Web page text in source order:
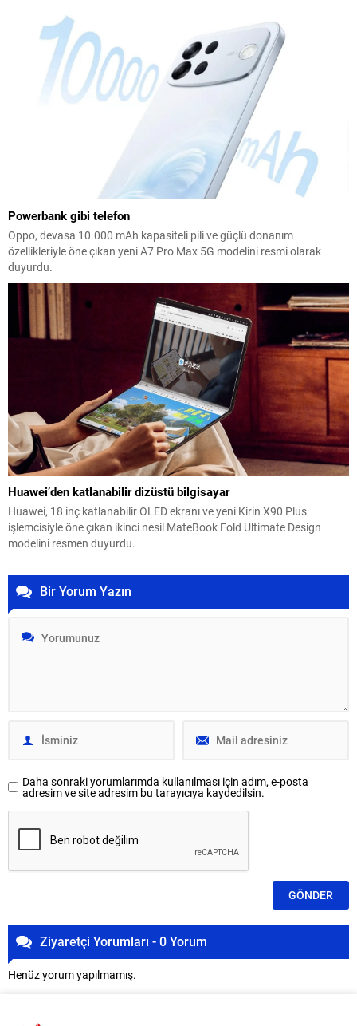
Powerbank gibi telefon
Oppo, devasa 10.000 mAh kapasiteli pili ve güçlü donanım
özellikleriyle öne çıkan yeni A7 Pro Max 5G modelini resmi olarak
duyurdu.
Huawei’den katlanabilir dizüstü bilgisayar
Huawei, 18 inç katlanabilir OLED ekranı ve yeni Kirin X90 Plus
işlemcisiyle öne çıkan ikinci nesil MateBook Fold Ultimate Design
modelini resmen duyurdu.
Bir Yorum Yazın
Daha sonraki yorumlarımda kullanılması için adım, e-posta
adresim ve site adresim bu tarayıcıya kaydedilsin.
Ziyaretçi Yorumları - 0 Yorum
Henüz yorum yapılmamış.